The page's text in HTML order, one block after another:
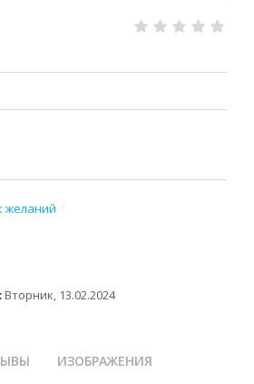
Вторник, 13.02.2024
ИЗОБРАЖЕНИЯ